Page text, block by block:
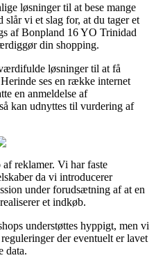
løsninger til at bese mange
slår vi et slag for, at du tager et
af Bonpland 16 YO Trinidad
din shopping.
løsninger til at få
ses en række internet
en anmeldelse af
kan udnyttes til vurdering af
reklamer. Vi har faste
da vi introducerer
under forudsætning af at en
et indkøb.
understøttes hyppigt, men vi
der eventuelt er lavet
data.